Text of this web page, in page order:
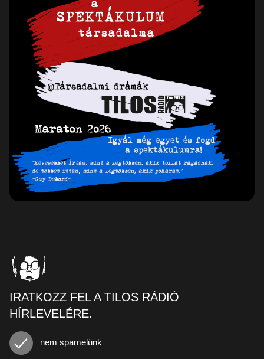
IRATKOZZ FEL A TILOS RÁDIÓ
HÍRLEVELÉRE.
nem spamelünk